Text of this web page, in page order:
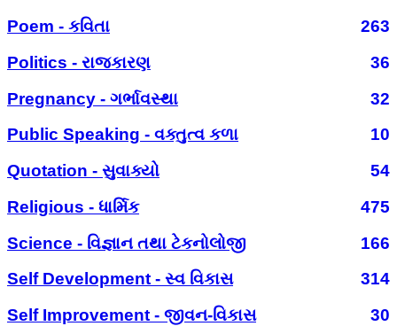
Poem - કવિતા
263
Politics - રાજકારણ
36
Pregnancy - ગર્ભાવસ્થા
32
Public Speaking - વક્તુત્વ કળા
10
Quotation - સુવાક્યો
54
Religious - ધાર્મિક
475
Science - વિજ્ઞાન તથા ટેકનોલોજી
166
Self Development - સ્વ વિકાસ
314
Self Improvement - જીવન-વિકાસ
30